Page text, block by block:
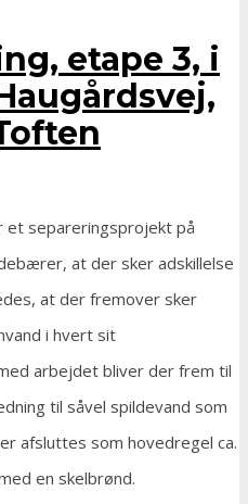
etape 3, i
et separeringsprojekt på
at der sker adskillelse
at der fremover sker
i hvert sit
arbejdet bliver der frem til
til såvel spildevand som
afsluttes som hovedregel ca.
en skelbrønd.